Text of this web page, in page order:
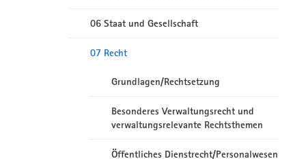
06 Staat und Gesellschaft
07 Recht
Grundlagen/Rechtsetzung
Besonderes Verwaltungsrecht und
verwaltungsrelevante Rechtsthemen
Öffentliches Dienstrecht/Personalwesen